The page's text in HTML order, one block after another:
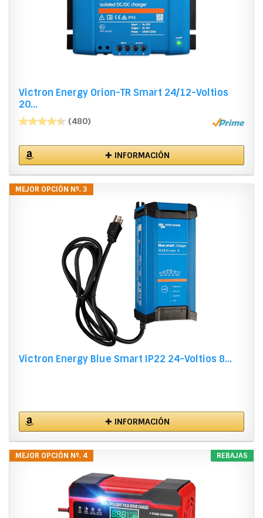
Victron Energy Orion-TR Smart 24/12-Voltios
20...
(480)
✚ INFORMACIÓN
MEJOR OPCIÓN Nº. 3
Victron Energy Blue Smart IP22 24-Voltios 8...
✚ INFORMACIÓN
REBAJAS
MEJOR OPCIÓN Nº. 4